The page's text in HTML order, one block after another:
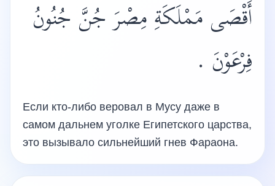
أَقْصَى مَمْلَكَةِ مِصْرَ جُنَّ جُنُونُ
فِرْعَوْنَ .
Если кто-либо веровал в Мусу даже в
самом дальнем уголке Египетского царства,
это вызывало сильнейший гнев Фараона.